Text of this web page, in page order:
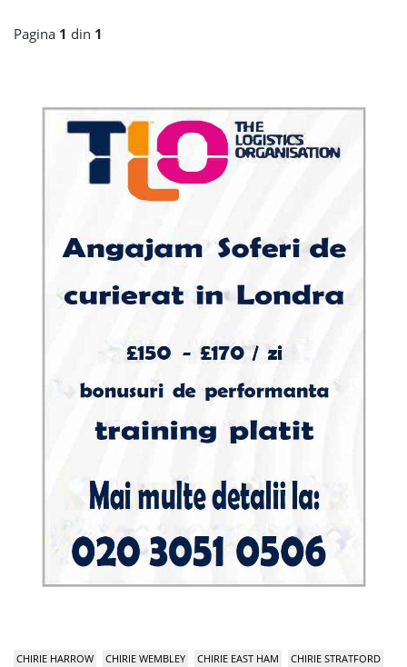
Pagina 1 din 1
CHIRIE HARROW CHIRIE WEMBLEY CHIRIE EAST HAM
CHIRIE STRATFORD